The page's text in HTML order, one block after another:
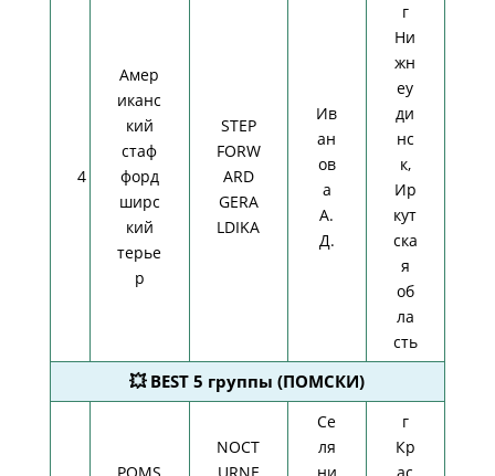
4
Амер
иканс
кий
стаф
форд
ширс
кий
терье
р
STEP
FORW
ARD
GERA
LDIKA
Ив
ан
ов
а
А.
Д.
г
Ни
жн
еу
ди
нс
к,
Ир
кут
ска
я
об
ла
сть
💥 BEST 5 группы (ПОМСКИ)
NOCT
Се
ля
г
Кр